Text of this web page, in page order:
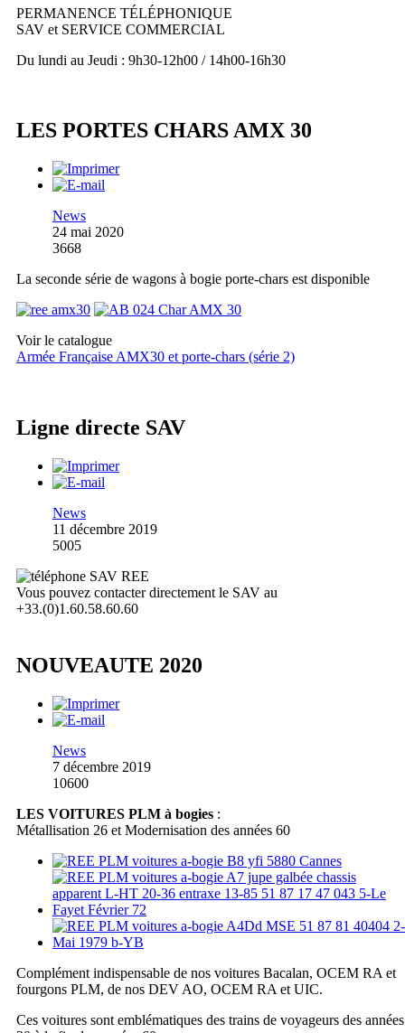
PERMANENCE TÉLÉPHONIQUE
SAV et SERVICE COMMERCIAL
Du lundi au Jeudi : 9h30-12h00 / 14h00-16h30
LES PORTES CHARS AMX 30
News
24 mai 2020
3668
La seconde série de wagons à bogie porte-chars est disponible
Voir le catalogue
Armée Française AMX30 et porte-chars (série 2)
Ligne directe SAV
News
11 décembre 2019
5005
Vous pouvez contacter directement le SAV au
+33.(0)1.60.58.60.60
NOUVEAUTE 2020
News
7 décembre 2019
10600
LES VOITURES PLM à bogies :
Métallisation 26 et Modernisation des années 60
Complément indispensable de nos voitures Bacalan, OCEM RA et
fourgons PLM, de nos DEV AO, OCEM RA et UIC.
Ces voitures sont emblématiques des trains de voyageurs des années